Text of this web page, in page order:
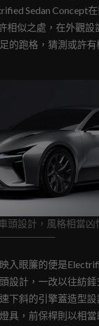
Sedan Concept
相似之處，在外觀設
的跑格，猜測或許
頭設計，風格相當凶
入眼簾的便是
設計，一改以往紡
下斜的引擎蓋造型
具，前保桿則以相